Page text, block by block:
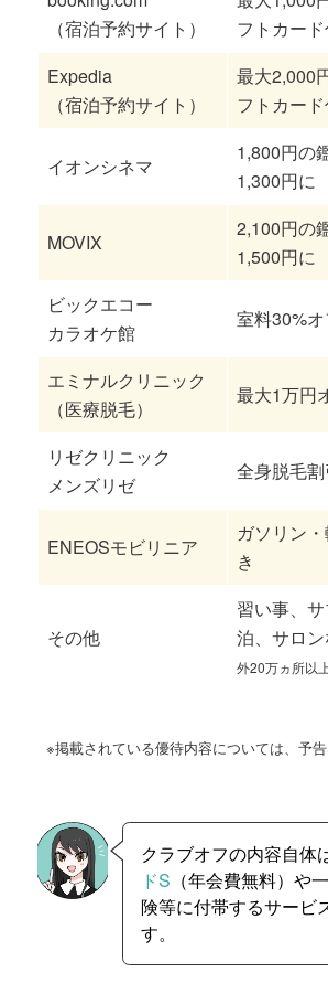
（宿泊予約サイト）
フトカー
Expedia
（宿泊予約サイト）
最大2,000
フトカー
イオンシネマ
1,800円の
1,300円に
MOVIX
2,100円の
1,500円に
ビックエコー
カラオケ館
室料30%オ
エミナルクリニック
（医療脱毛）
最大1万円
リゼクリニック
メンズリゼ
全身脱毛割
ENEOSモビリニア
ガソリン
き
その他
習い事、
泊、サロ
外20万ヵ所以
※掲載されている優待内容については、予
クラブオフの内容自体は
ドS （年会費無料）や
険等に付帯するサービ
す。